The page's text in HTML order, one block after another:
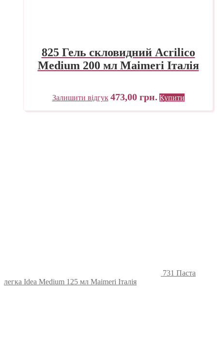
825 Гель скловидний Acrilico
Medium 200 мл Maimeri Італія
Залишити відгук 473,00 грн. Купити
731 Паста
легка Idea Medium 125 мл Maimeri Італія